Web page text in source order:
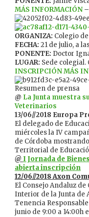
MÁS INFORMACIÓN –
ORGANIZA: Colegio
FECHA: 21 de julio, a
PONENTE: Doctor
LUGAR: Sede colegial.
INSCRIPCIÓNMÁS
Resumen de prensa
@ La Junta muestra
Veterinarios
13/06//2018 Europa
El delegado de
miércoles la IV
de Córdoba
Territorial de
@ I Jornada de
abierta inscripción
12/06//2018 Axon
El Consejo Andaluz de
Interior de la Junta de
Tenencia
junio de 9:00 a 14:00h